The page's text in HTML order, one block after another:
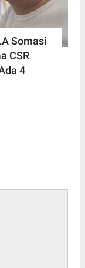
Somasi
CSR
4